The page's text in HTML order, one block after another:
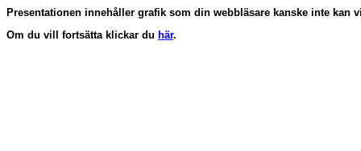
Presentationen innehåller grafik som din webbläsare kanske inte kan
Om du vill fortsätta klickar du här.